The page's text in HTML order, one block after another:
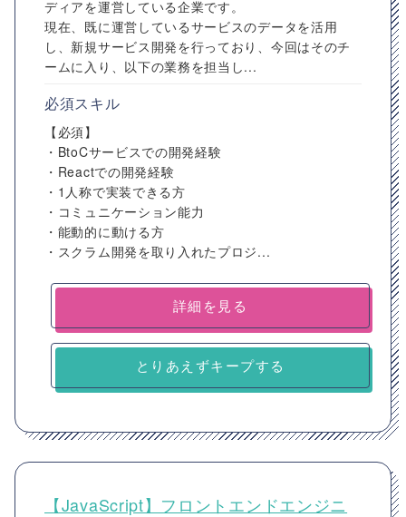
ディアを運営している企業です。
現在、既に運営しているサービスのデータを活用
し、新規サービス開発を行っており、今回はそのチ
ームに入り、以下の業務を担当し...
必須スキル
【必須】
・BtoCサービスでの開発経験
・Reactでの開発経験
・1人称で実装できる方
・コミュニケーション能力
・能動的に動ける方
・スクラム開発を取り入れたプロジ...
詳細を見る
とりあえずキープする
【JavaScript】フロントエンドエンジニ